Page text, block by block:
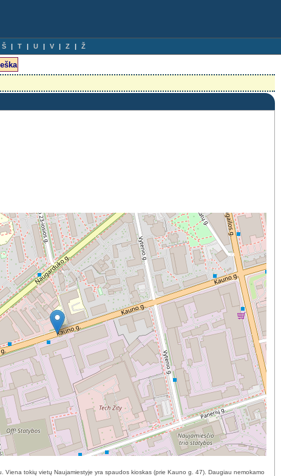
Š T U V Z Ž
tokių vietų Naujamiestyje yra spaudos kioskas (prie Kauno g. 47). Daugiau nemokamo